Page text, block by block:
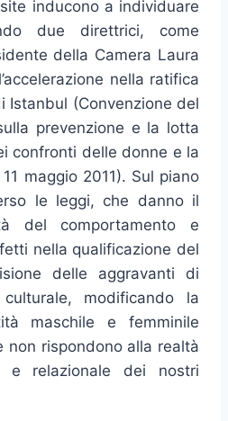
inducono a individuare
due direttrici, come
della Camera Laura
nella ratifica
Istanbul (Convenzione del
prevenzione e la lotta
confronti delle donne e la
maggio 2011). Sul piano
le leggi, che danno il
del comportamento e
nella qualificazione del
delle aggravanti di
modificando la
maschile e femminile
non rispondono alla realtà
e relazionale dei nostri